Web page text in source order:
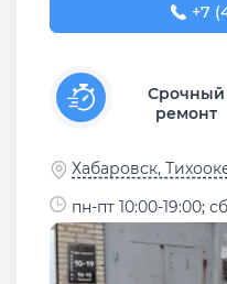
+7
+7
Срочный
ремонт
Хабаровск,
пн-пт 10:00-19:00;